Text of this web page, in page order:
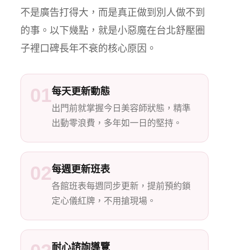
不是廣告打得大，而是真正做到別人做不到
的事。以下幾點，就是小惡魔在台北舒壓圈
子裡口碑長年不衰的核心原因。
01每天更新動態
出門前就掌握今日美容師狀態，精準
出動零浪費，多年如一日的堅持。
02每週更新班表
各館班表每週同步更新，提前預約鎖
定心儀紅牌，不用搶現場。
耐心諮詢導覽